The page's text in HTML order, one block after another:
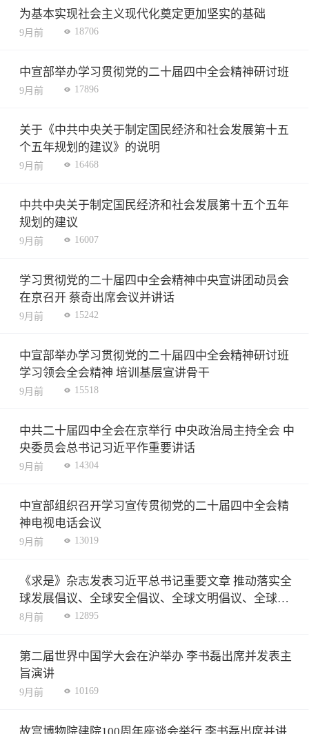
为基本实现社会主义现代化奠定更加坚实的基础
9月前 18706
中宣部举办学习贯彻党的二十届四中全会精神研讨班
9月前 17896
关于《中共中央关于制定国民经济和社会发展第十五
个五年规划的建议》的说明
9月前 16468
中共中央关于制定国民经济和社会发展第十五个五年
规划的建议
9月前 16007
学习贯彻党的二十届四中全会精神中央宣讲团动员会
在京召开 蔡奇出席会议并讲话
9月前 15242
中宣部举办学习贯彻党的二十届四中全会精神研讨班
学习领会全会精神 培训基层宣讲骨干
9月前 15518
中共二十届四中全会在京举行 中央政治局主持全会 中
央委员会总书记习近平作重要讲话
9月前 14304
中宣部组织召开学习宣传贯彻党的二十届四中全会精
神电视电话会议
9月前 13019
《求是》杂志发表习近平总书记重要文章 推动落实全
球发展倡议、全球安全倡议、全球文明倡议、全球治
理倡议
8月前 12895
第二届世界中国学大会在沪举办 李书磊出席并发表主
旨演讲
9月前 10169